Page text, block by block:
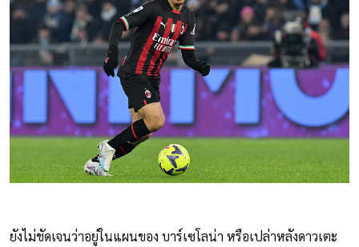
ยังไม่ชัดเจนว่าอยู่ในแผนของ บาร์เซโลน่า หรือเปล่าหลังดาวเตะ